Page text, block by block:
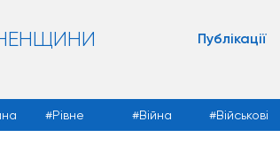
Публікації
Рівне Війна Військові